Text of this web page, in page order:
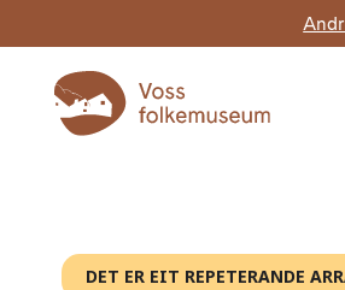
DET ER EIT REPETERANDE